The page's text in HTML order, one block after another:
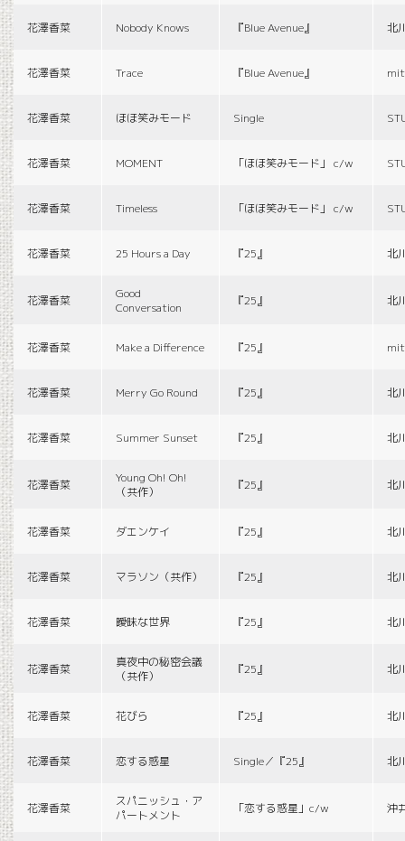
花澤香菜 Nobody Knows 『Blue Avenue』 北
花澤香菜 Trace 『Blue Avenue』
花澤香菜 ほほ笑みモード Single
花澤香菜 MOMENT 「ほほ笑みモード」 c/w
花澤香菜 Timeless 「ほほ笑みモード」 c/w
花澤香菜 25 Hours a Day 『25』 北
花澤香菜
Good
Conversation
『25』 北
花澤香菜 Make a Difference 『25』
花澤香菜 Merry Go Round 『25』 北
花澤香菜 Summer Sunset 『25』 北
花澤香菜
Young Oh! Oh!
（共作）
『25』 北
花澤香菜 ダエンケイ 『25』 北
花澤香菜 マラソン（共作） 『25』 北
花澤香菜 曖昧な世界 『25』 北
花澤香菜
真夜中の秘密会議
（共作）
『25』 北
花澤香菜 花びら 『25』 北
花澤香菜 恋する惑星 Single／『25』 北
花澤香菜
スパニッシュ・ア
パートメント
「恋する惑星」c/w 沖